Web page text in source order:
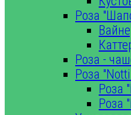
Роза
Роза -
Роза
Роза
Роза